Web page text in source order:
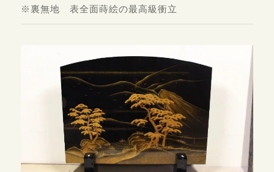
※裏無地 表全面蒔絵の最高級衝立